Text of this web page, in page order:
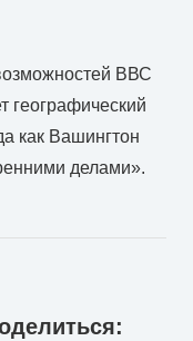
ВВС
географический
как Вашингтон
делами».